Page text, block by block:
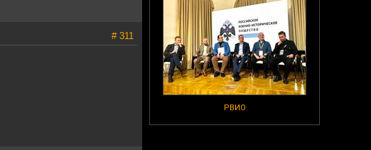
РВИО
# 311